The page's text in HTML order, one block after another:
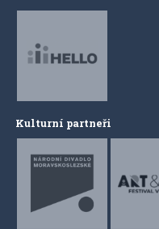
Kulturní partneři